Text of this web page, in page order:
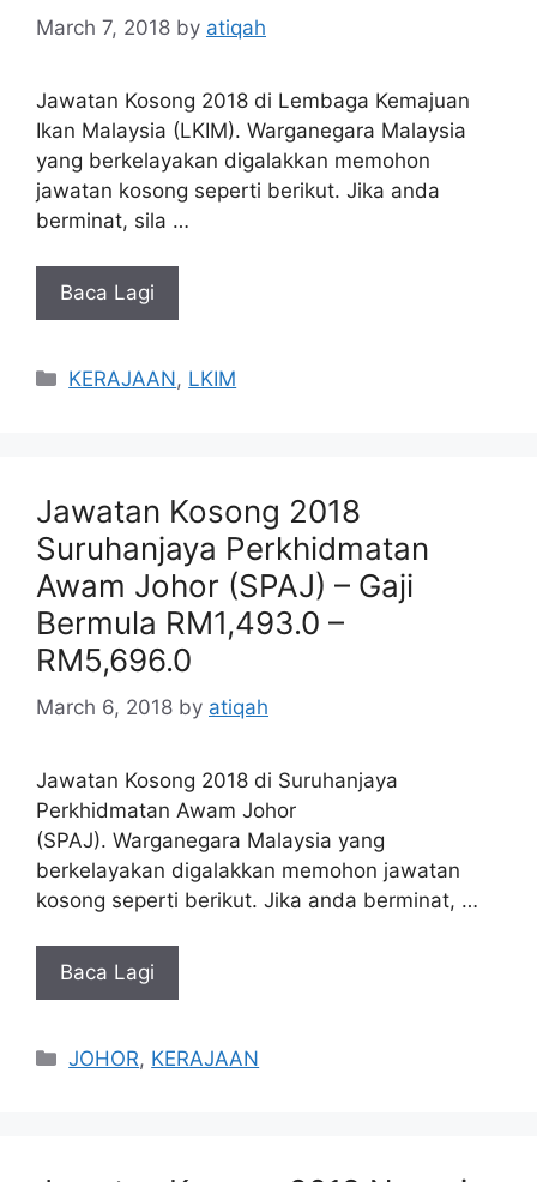
March 7, 2018 by atiqah
Jawatan Kosong 2018 di Lembaga Kemajuan
Ikan Malaysia (LKIM). Warganegara Malaysia
yang berkelayakan digalakkan memohon
jawatan kosong seperti berikut. Jika anda
berminat, sila …
Baca Lagi
Categories
KERAJAAN, LKIM
Jawatan Kosong 2018
Suruhanjaya Perkhidmatan
Awam Johor (SPAJ) – Gaji
Bermula RM1,493.0 –
RM5,696.0
March 6, 2018 by atiqah
Jawatan Kosong 2018 di Suruhanjaya
Perkhidmatan Awam Johor
(SPAJ). Warganegara Malaysia yang
berkelayakan digalakkan memohon jawatan
kosong seperti berikut. Jika anda berminat, …
Baca Lagi
Categories
JOHOR, KERAJAAN